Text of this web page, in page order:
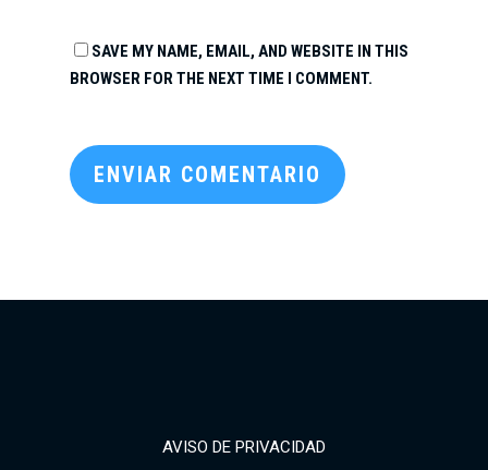
SAVE MY NAME, EMAIL, AND WEBSITE IN THIS
BROWSER FOR THE NEXT TIME I COMMENT.
AVISO DE PRIVACIDAD